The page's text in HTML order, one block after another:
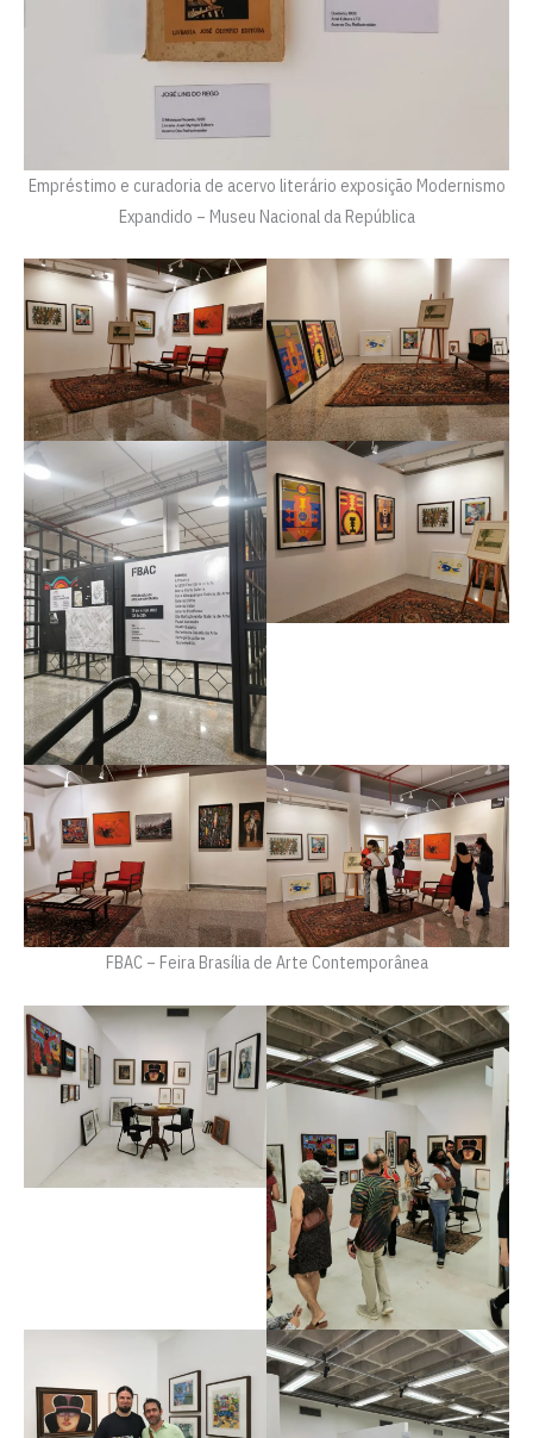
Empréstimo e curadoria de acervo literário exposição Modernismo
Expandido – Museu Nacional da República
FBAC – Feira Brasília de Arte Contemporânea